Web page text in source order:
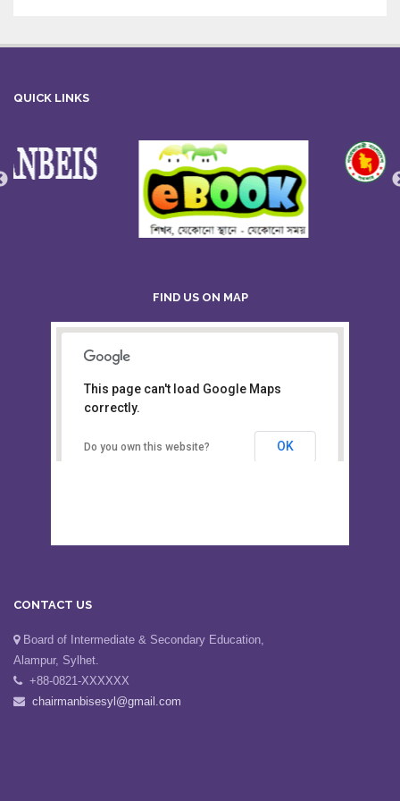
QUICK LINKS
Board of Intermediate &
Secondary Education, Alampur,
Sylhet
This page can't load Google Maps
Board of Intermediate & Secondary Education,
Alampur, Sylhet.
+88-0821-XXXXXX